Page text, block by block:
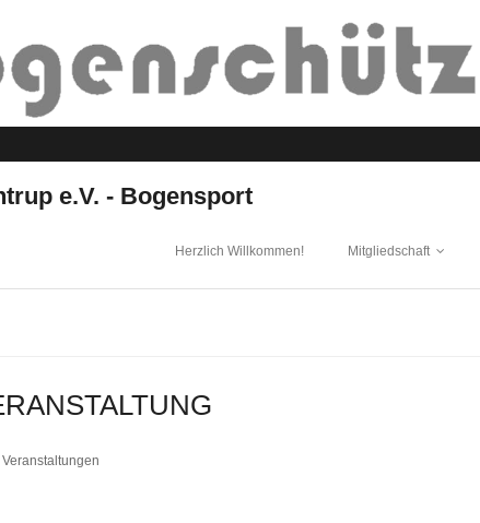
e.V. - Bogensport
Herzlich Willkommen! Mitgliedschaft